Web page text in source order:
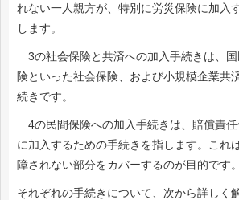
れない一人親方が、特別に労災保険に加入
します。
3の社会保険と共済への加入手続きは、
険といった社会保険、および小規模企業共
続きです。
4の民間保険への加入手続きは、賠償責
に加入するための手続きを指します。これ
障されない部分をカバーするのが目的です。
それぞれの手続きについて、次から詳しく